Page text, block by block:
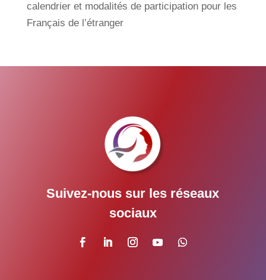
calendrier et modalités de participation pour les
Français de l’étranger
Suivez-nous sur les réseaux
sociaux